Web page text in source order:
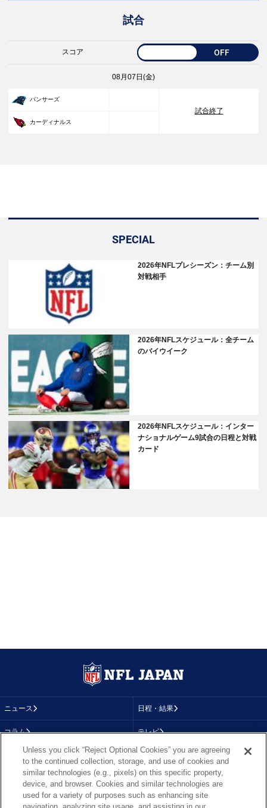
試合
スコア OFF
08月07日(金)
パンサーズ
試合終了
カーディナルス
SPECIAL
2026年NFLプレシーズン：チーム別
対戦相手
2026年NFLスケジュール：全チーム
のバイウイーク
2026年NFLスケジュール：インター
ナショナルゲーム9試合の日程と対戦
カード
ニュース 日程・結果
コラム テレビ
画像
About NFL
Unless you click “Reject Optional Cookies” you are agreeing
to the continued collection, storage, and use of cookies and
similar technologies (e.g., pixels) on this specific property,
device, and browser. Cookies and similar technologies are
used for a variety of purposes such as enhancing site